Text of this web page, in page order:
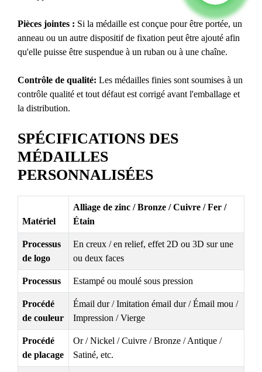
Pièces jointes : Si la médaille est conçue pour être portée, un
anneau ou un autre dispositif de fixation peut être ajouté afin
qu'elle puisse être suspendue à un ruban ou à une chaîne.
Contrôle de qualité: Les médailles finies sont soumises à un
contrôle qualité et tout défaut est corrigé avant l'emballage et
la distribution.
SPÉCIFICATIONS DES
MÉDAILLES
PERSONNALISÉES
Matériel
Alliage de zinc / Bronze / Cuivre / Fer /
Étain
Processus
de logo
En creux / en relief, effet 2D ou 3D sur une
ou deux faces
Processus Estampé ou moulé sous pression
Procédé
de couleur
Émail dur / Imitation émail dur / Émail mou /
Impression / Vierge
Procédé
de placage
Or / Nickel / Cuivre / Bronze / Antique /
Satiné, etc.